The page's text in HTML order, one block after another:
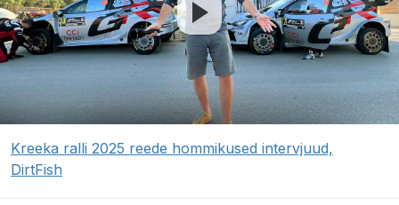
Kreeka ralli 2025 reede hommikused intervjuud,
DirtFish